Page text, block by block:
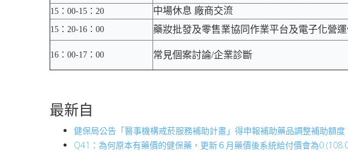
15：00-15：20 中場休息 廠商交流
15：20-16：00 藥妝批發及零售業協同作業平台及電子化營
16：00-17：00 常見個案討論/企業診斷
最新自
健保局公告「醫事機構戒菸服務補助計畫」得申報補助藥品調整補助額
Q41：為何原本有藥價的健保藥，更新６月藥價後系統給付價會為0